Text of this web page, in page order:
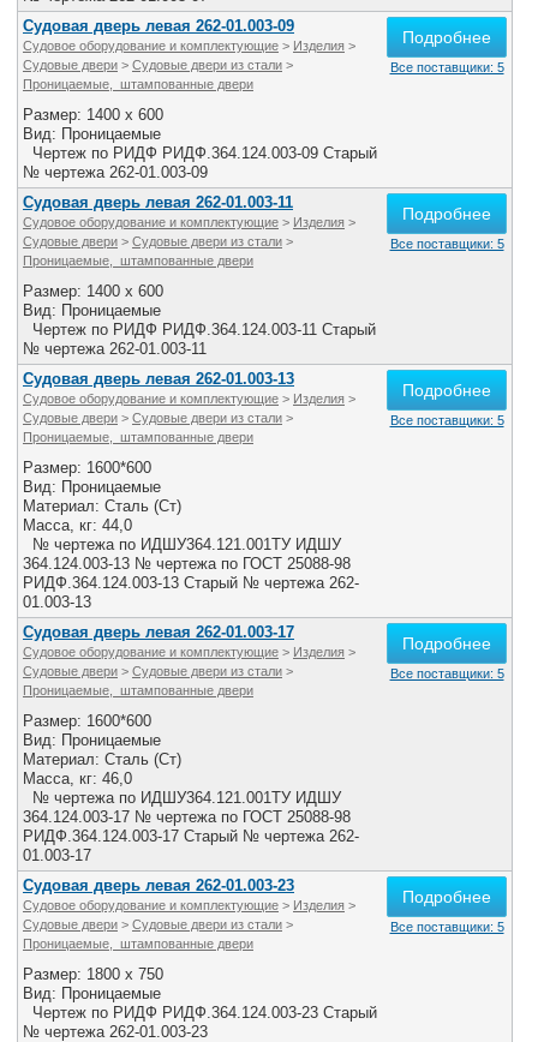
Судовая дверь левая 262-01.003-09
Судовое оборудование и комплектующие > Изделия >
Судовые двери > Судовые двери из стали >
Проницаемые, штампованные двери
Размер: 1400 x 600
Вид: Проницаемые
Чертеж по РИДФ РИДФ.364.124.003-09 Старый
№ чертежа 262-01.003-09
Подробнее
Все поставщики: 5
Судовая дверь левая 262-01.003-11
Судовое оборудование и комплектующие > Изделия >
Судовые двери > Судовые двери из стали >
Проницаемые, штампованные двери
Размер: 1400 x 600
Вид: Проницаемые
Чертеж по РИДФ РИДФ.364.124.003-11 Старый
№ чертежа 262-01.003-11
Подробнее
Все поставщики: 5
Судовая дверь левая 262-01.003-13
Судовое оборудование и комплектующие > Изделия >
Судовые двери > Судовые двери из стали >
Проницаемые, штампованные двери
Размер: 1600*600
Вид: Проницаемые
Материал: Сталь (Ст)
Масса, кг: 44,0
№ чертежа по ИДШУ364.121.001ТУ ИДШУ
364.124.003-13 № чертежа по ГОСТ 25088-98
РИДФ.364.124.003-13 Старый № чертежа 262-
01.003-13
Подробнее
Все поставщики: 5
Судовая дверь левая 262-01.003-17
Судовое оборудование и комплектующие > Изделия >
Судовые двери > Судовые двери из стали >
Проницаемые, штампованные двери
Размер: 1600*600
Вид: Проницаемые
Материал: Сталь (Ст)
Масса, кг: 46,0
№ чертежа по ИДШУ364.121.001ТУ ИДШУ
364.124.003-17 № чертежа по ГОСТ 25088-98
РИДФ.364.124.003-17 Старый № чертежа 262-
01.003-17
Подробнее
Все поставщики: 5
Судовая дверь левая 262-01.003-23
Судовое оборудование и комплектующие > Изделия >
Судовые двери > Судовые двери из стали >
Проницаемые, штампованные двери
Размер: 1800 x 750
Вид: Проницаемые
Чертеж по РИДФ РИДФ.364.124.003-23 Старый
№ чертежа 262-01.003-23
Подробнее
Все поставщики: 5